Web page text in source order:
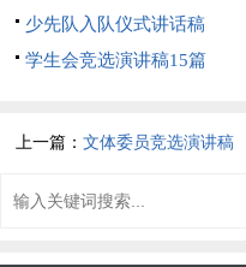
少先队入队仪式讲话稿
学生会竞选演讲稿15篇
上一篇：文体委员竞选演讲稿